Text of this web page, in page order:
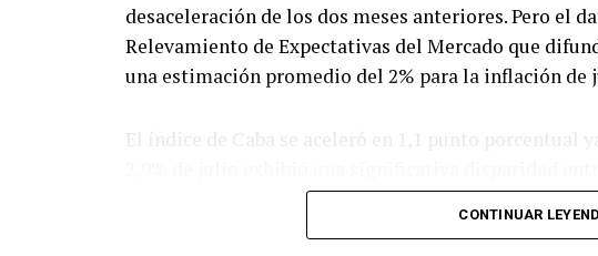
desaceleración de los dos meses anteriores. Pero el
Relevamiento de Expectativas del Mercado que
una estimación promedio del 2% para la inflación de
El índice de Caba se aceleró en 1,1 punto porcentual
aumentaron 1,4% y los segundos, 3,8%. Como los
CONTINUAR